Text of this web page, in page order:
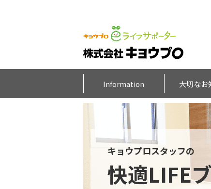
Information 大切なお
キョウプロスタッフの
快適LIFE